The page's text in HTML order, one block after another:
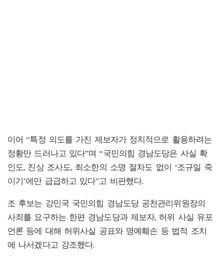
이어 “특정 의도를 가진 제보자가 정치적으로 활용하려는
정황만 드러나고 있다”며 “국민의힘 경남도당은 사실 확
인도, 진상 조사도, 최소한의 소명 절차도 없이 ‘조규일 죽
이기’에만 급급하고 있다”고 비판했다.
조 후보는 강민국 국민의힘 경남도당 공천관리위원장의
사죄를 요구하는 한편 경남도당과 제보자, 허위 사실 유포
언론 등에 대해 허위사실 공표와 명예훼손 등 법적 조치
에 나서겠다고 강조했다.